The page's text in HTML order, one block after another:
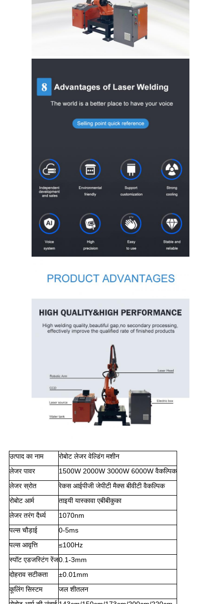
उत्पाद का नाम
रोबोट लेजर वेल्डिंग मशीन
लेजर पावर
1500W 2000W 3000W 6000W वैकल्पिक
लेजर स्रोत
रेकस आईपीजी जेपीटी मैक्स बीवीटी वैकल्पिक
रोबोट आर्म
ताइयी यास्कावा एबीबीकुका
लेजर तरंग दैर्ध्य
1070nm
पल्स चौड़ाई
0-5ms
पल्स आवृत्ति
≤100Hz
स्पॉट एडजस्टिंग रेंज0.1-3mm
दोहराव सटीकता
±0.01mm
कूलिंग सिस्टम
जल शीतलन